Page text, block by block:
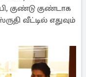
குண்டு குண்டாக
வீட்டில் எதுவும்